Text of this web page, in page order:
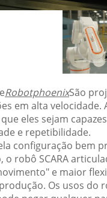
RobotphoenixSão
em alta velocidade.
eles sejam
e repetibilidade.
configuração bem
robô SCARA
e maior
Os usos do